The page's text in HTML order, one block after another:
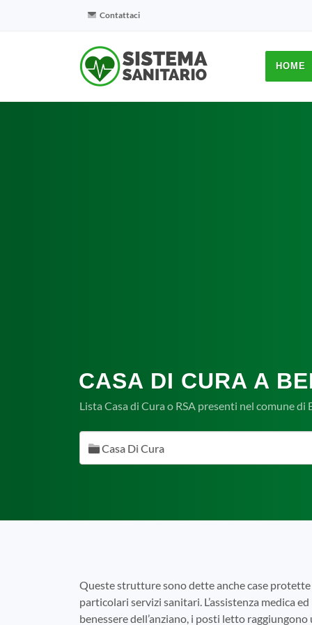
Contattaci
HOME
CASA DI CURA A
Lista Casa di Cura o RSA presenti nel comune
Casa Di Cura
Queste strutture sono dette anche case protette
particolari servizi sanitari. L’assistenza medica
benessere dell’anziano, i posti letto